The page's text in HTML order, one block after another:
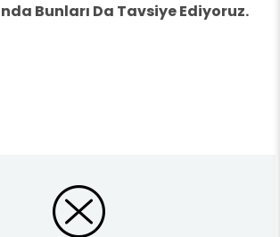
Bunları Da Tavsiye Ediyoruz.